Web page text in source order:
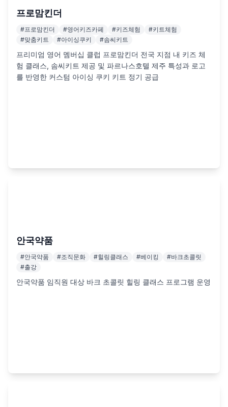
프로맘킨더
#프로맘킨더 #영어키즈카페 #키즈체험 #키트체험
#맞춤키트 #아이싱쿠키 #솜씨키트
프리미엄 영어 멤버십 클럽 프로맘킨더 전국 지점 내 키즈 체
험 클래스, 솜씨키트 제공 및 파르나스호텔 제주 특성과 로고
를 반영한 커스텀 아이싱 쿠키 키트 정기 공급
안국약품
#안국약품 #조직문화 #힐링클래스 #베이킹 #바크초콜릿
#출강
안국약품 임직원 대상 바크 초콜릿 힐링 클래스 프로그램 운영